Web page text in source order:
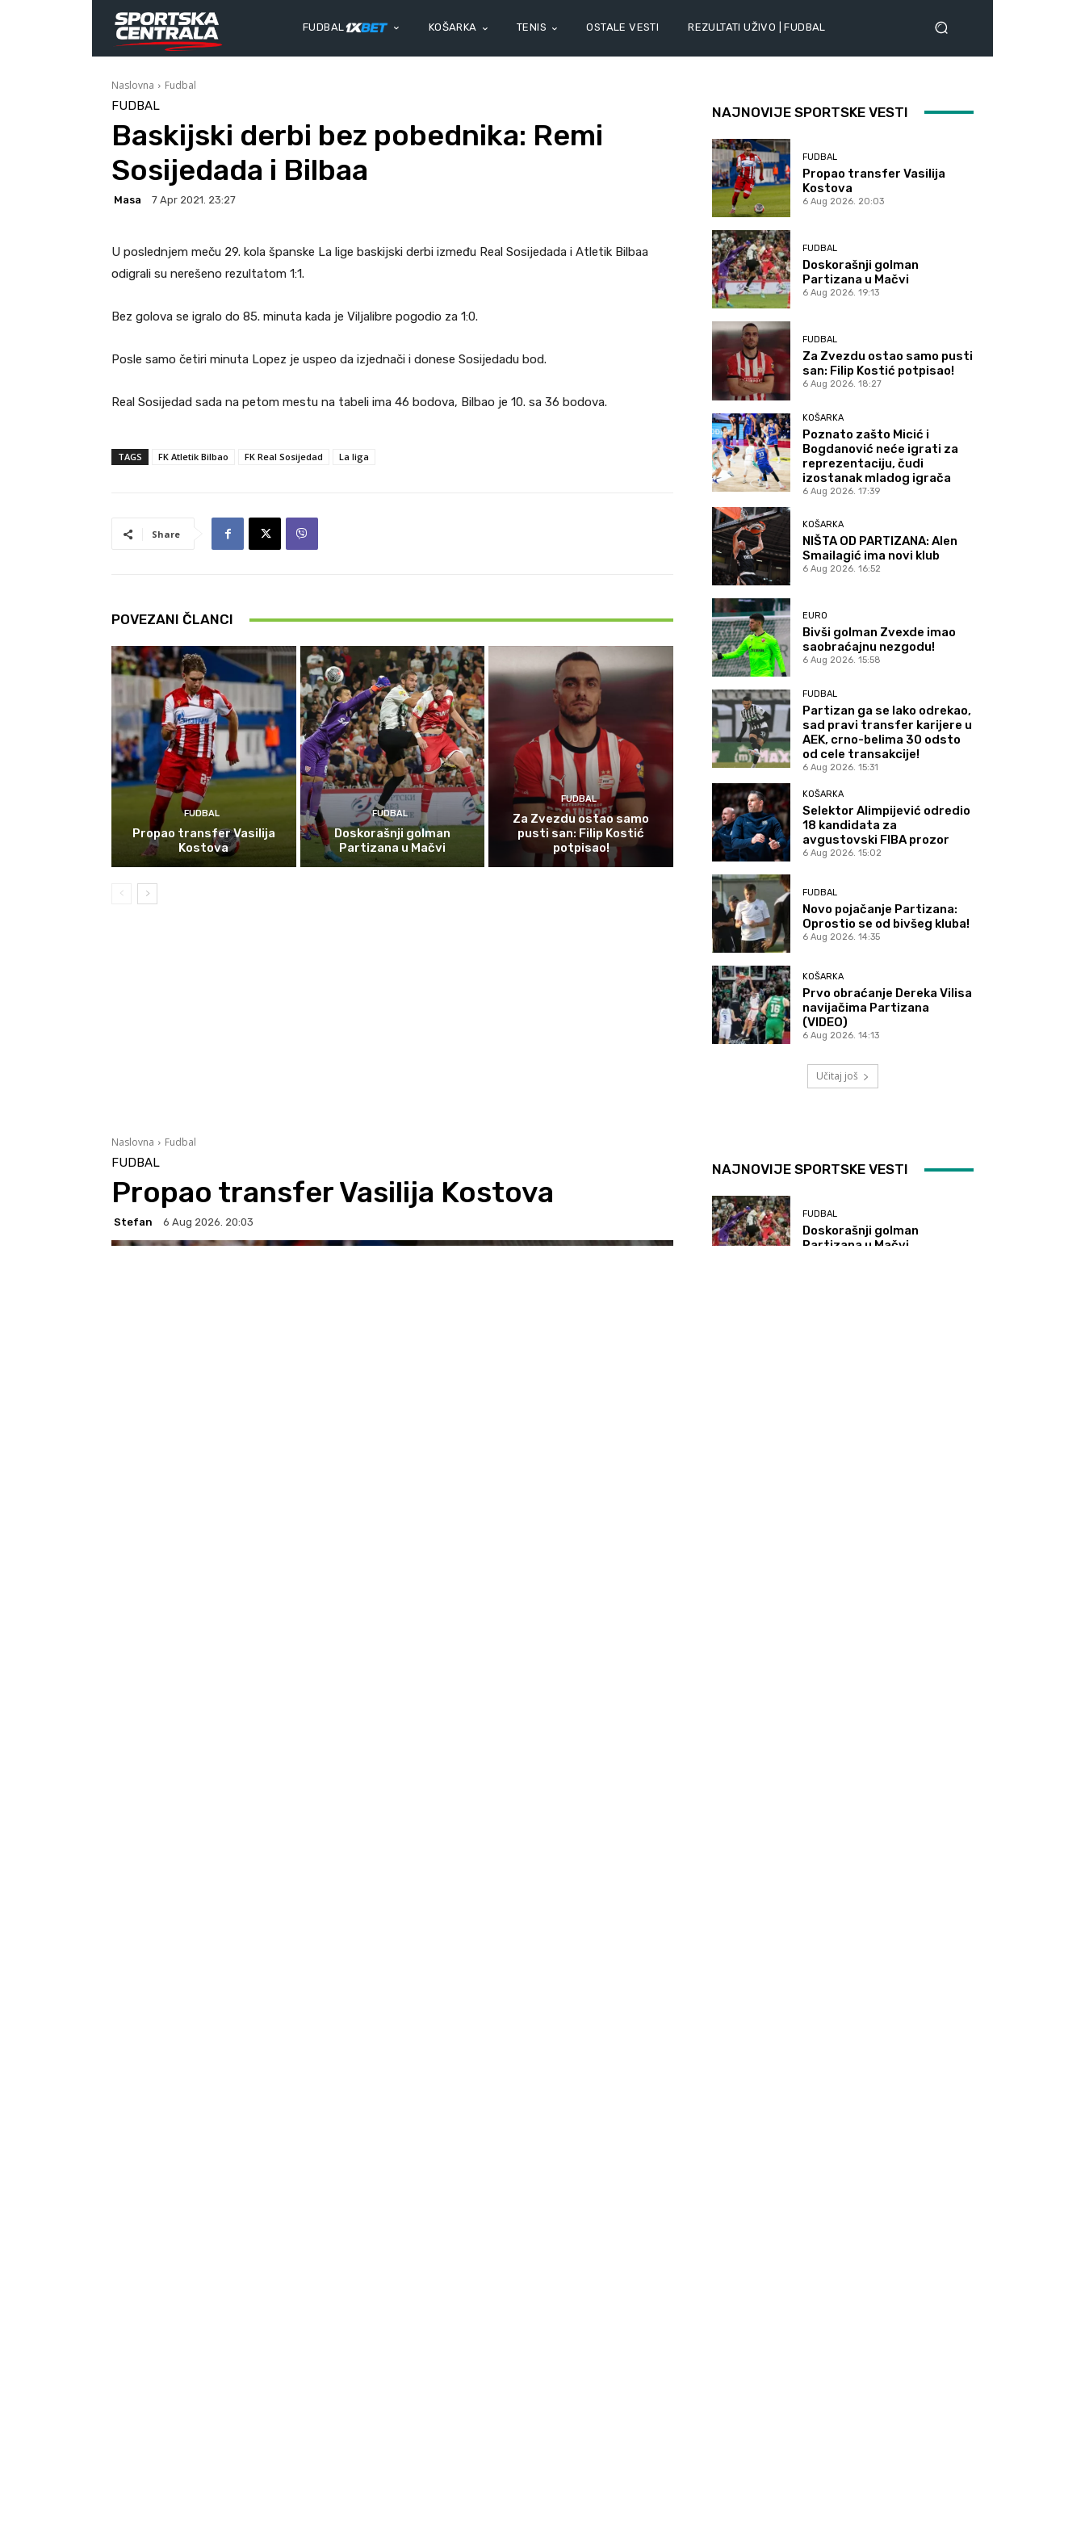
FUDBAL KOŠARKA TENIS OSTALE VESTI REZULTATI UŽIVO | FUDBAL
Naslovna Fudbal
FUDBAL
Baskijski derbi bez pobednika: Remi
Sosijedada i Bilbaa
Masa 7 Apr 2021. 23:27
U poslednjem meču 29. kola španske La lige baskijski derbi između Real Sosijedada i Atletik Bilbaa
odigrali su nerešeno rezultatom 1:1.
Bez golova se igralo do 85. minuta kada je Viljalibre pogodio za 1:0.
Posle samo četiri minuta Lopez je uspeo da izjednači i donese Sosijedadu bod.
Real Sosijedad sada na petom mestu na tabeli ima 46 bodova, Bilbao je 10. sa 36 bodova.
TAGS FK Atletik Bilbao FK Real Sosijedad La liga
Share
POVEZANI ČLANCI
FUDBAL
Propao transfer Vasilija
Kostova
FUDBAL
Doskorašnji golman
Partizana u Mačvi
FUDBAL
Za Zvezdu ostao samo
pusti san: Filip Kostić
potpisao!
NAJNOVIJE SPORTSKE VESTI
FUDBAL
Propao transfer Vasilija
Kostova
6 Aug 2026. 20:03
FUDBAL
Doskorašnji golman
Partizana u Mačvi
6 Aug 2026. 19:13
FUDBAL
Za Zvezdu ostao samo pusti
san: Filip Kostić potpisao!
6 Aug 2026. 18:27
KOŠARKA
Poznato zašto Micić i
Bogdanović neće igrati za
reprezentaciju, čudi
izostanak mladog igrača
6 Aug 2026. 17:39
KOŠARKA
NIŠTA OD PARTIZANA: Alen
Smailagić ima novi klub
6 Aug 2026. 16:52
EURO
Bivši golman Zvexde imao
saobraćajnu nezgodu!
6 Aug 2026. 15:58
FUDBAL
Partizan ga se lako odrekao,
sad pravi transfer karijere u
AEK, crno-belima 30 odsto
od cele transakcije!
6 Aug 2026. 15:31
KOŠARKA
Selektor Alimpijević odredio
18 kandidata za
avgustovski FIBA prozor
6 Aug 2026. 15:02
FUDBAL
Novo pojačanje Partizana:
Oprostio se od bivšeg kluba!
6 Aug 2026. 14:35
KOŠARKA
Prvo obraćanje Dereka Vilisa
navijačima Partizana
(VIDEO)
6 Aug 2026. 14:13
Učitaj još